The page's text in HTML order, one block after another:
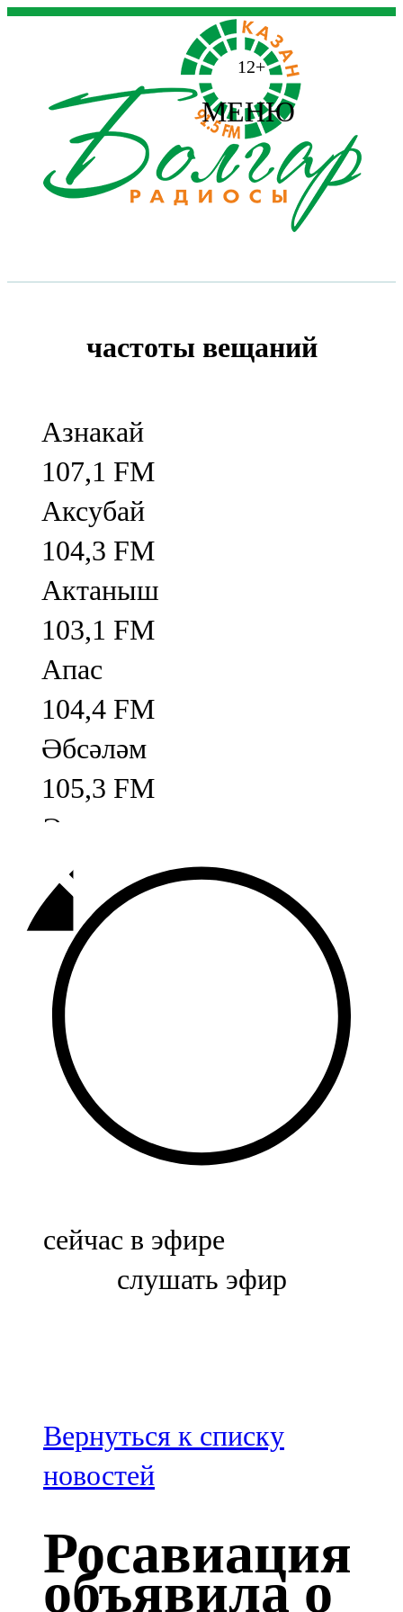
12+
МЕНЮ
частоты вещаний
Азнакай
107,1 FM
Аксубай
104,3 FM
Актаныш
103,1 FM
Апас
104,4 FM
Әбсәләм
105,3 FM
Әлмәт
92,9 FM
Базарлы матак
107,1 FM
Балык бистәсе
104,9 FM
Баулы
107,5 FM
Биләр
Болгар
100,3 FM
Зәй
106,6 FM
Кадыбаш
105,2 FM
сейчас в эфире
слушать эфир
Вернуться к списку
новостей
Росавиация
объявила о